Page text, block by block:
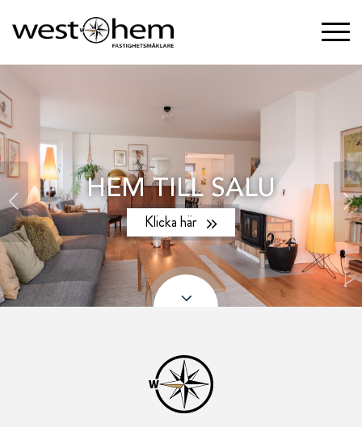
HEM TILL SALU
Klicka här
Nästa